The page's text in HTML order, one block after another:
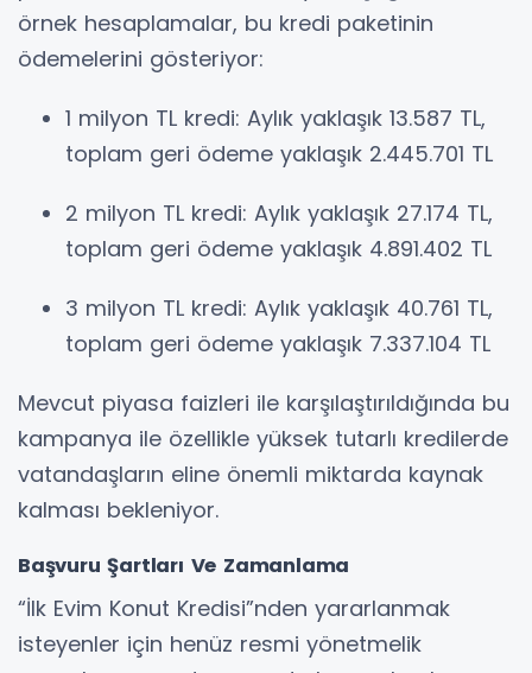
örnek hesaplamalar, bu kredi paketinin
ödemelerini gösteriyor:
1 milyon TL kredi: Aylık yaklaşık 13.587 TL,
toplam geri ödeme yaklaşık 2.445.701 TL
2 milyon TL kredi: Aylık yaklaşık 27.174 TL,
toplam geri ödeme yaklaşık 4.891.402 TL
3 milyon TL kredi: Aylık yaklaşık 40.761 TL,
toplam geri ödeme yaklaşık 7.337.104 TL
Mevcut piyasa faizleri ile karşılaştırıldığında bu
kampanya ile özellikle yüksek tutarlı kredilerde
vatandaşların eline önemli miktarda kaynak
kalması bekleniyor.
Başvuru Şartları Ve Zamanlama
“İlk Evim Konut Kredisi”nden yararlanmak
isteyenler için henüz resmi yönetmelik